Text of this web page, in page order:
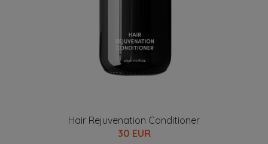
Hair Rejuvenation Conditioner
30 EUR